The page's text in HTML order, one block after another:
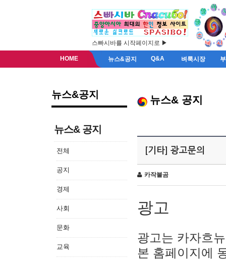
스빠시바를 시작페이지로 ▶
HOME 뉴스&공지 Q&A 벼룩시장
뉴스&공지
뉴스& 공지
전체
공지
경제
사회
문화
교육
뉴스& 공지
[기타] 광고문의
카작불곰
광고
광고는 카자흐
본 홈페이지에